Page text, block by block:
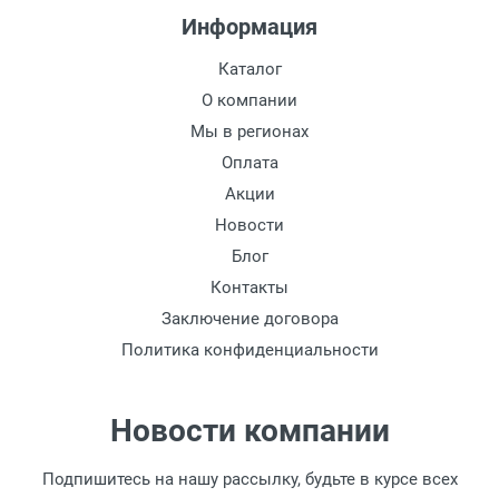
Информация
Каталог
О компании
Мы в регионах
Оплата
Акции
Новости
Блог
Контакты
Заключение договора
Политика конфиденциальности
Новости компании
Подпишитесь на нашу рассылку, будьте в курсе всех